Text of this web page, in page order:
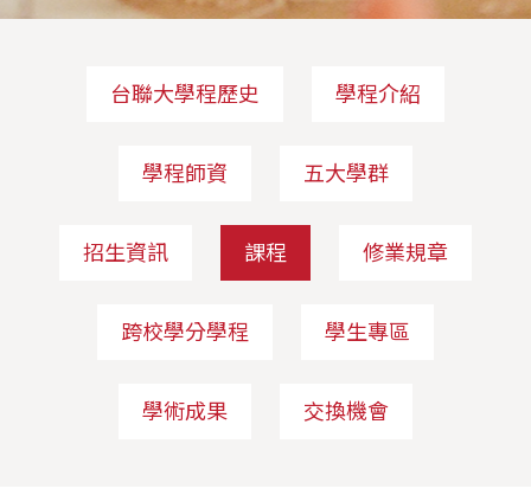
台聯大學程歷史 學程介紹
學程師資 五大學群
招生資訊 課程 修業規章
跨校學分學程 學生專區
學術成果 交換機會